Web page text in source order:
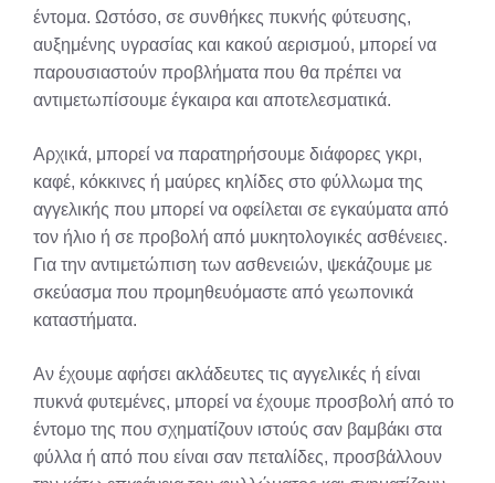
έντομα. Ωστόσο, σε συνθήκες πυκνής φύτευσης,
αυξημένης υγρασίας και κακού αερισμού, μπορεί να
παρουσιαστούν προβλήματα που θα πρέπει να
αντιμετωπίσουμε έγκαιρα και αποτελεσματικά.
Αρχικά, μπορεί να παρατηρήσουμε διάφορες γκρι,
καφέ, κόκκινες ή μαύρες κηλίδες στο φύλλωμα της
αγγελικής που μπορεί να οφείλεται σε εγκαύματα από
τον ήλιο ή σε προβολή από μυκητολογικές ασθένειες.
Για την αντιμετώπιση των ασθενειών, ψεκάζουμε με
σκεύασμα που προμηθευόμαστε από γεωπονικά
καταστήματα.
Αν έχουμε αφήσει ακλάδευτες τις αγγελικές ή είναι
πυκνά φυτεμένες, μπορεί να έχουμε προσβολή από το
έντομο της που σχηματίζουν ιστούς σαν βαμβάκι στα
φύλλα ή από που είναι σαν πεταλίδες, προσβάλλουν